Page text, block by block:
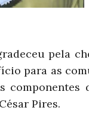
pela
para as
componentes
Pires.